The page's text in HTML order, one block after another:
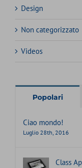
Design
Non categorizzato
Videos
Popolari
Ciao mondo!
Luglio 28th, 2016
Class